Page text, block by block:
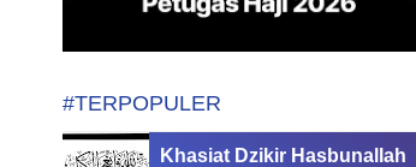
#TERPOPULER
Khasiat Dzikir Hasbunallah